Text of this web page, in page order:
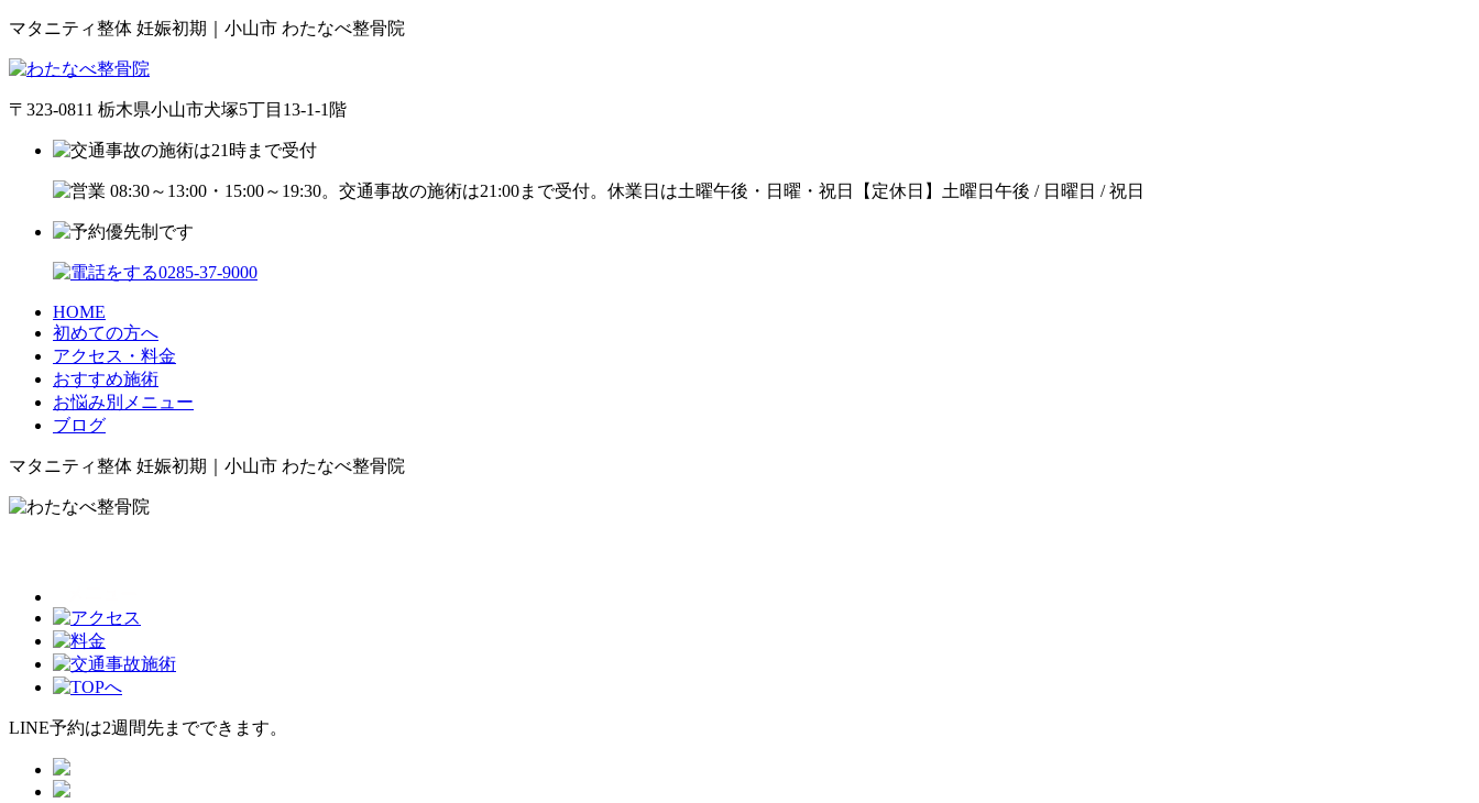
マタニティ整体 妊娠初期｜小山市 わたなべ整骨院
〒323-0811 栃木県小山市犬塚5丁目13-1-1階
【定休日】土曜日午後 / 日曜日 / 祝日
HOME
初めての方へ
アクセス・料金
おすすめ施術
お悩み別メニュー
ブログ
マタニティ整体 妊娠初期｜小山市 わたなべ整骨院
LINE予約は2週間先までできます。